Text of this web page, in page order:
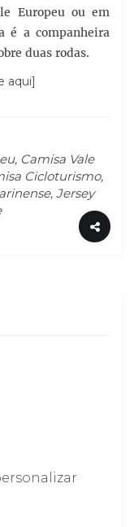
Europeu ou em
é a companheira
duas rodas.
aqui]
Camisa Vale
Cicloturismo,
Jersey